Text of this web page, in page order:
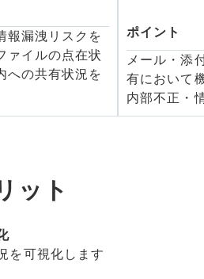
報漏洩リスクを
ァイルの点在状
への共有状況を
ポイント
メール・添
有において
内部不正・
ット
を可視化します